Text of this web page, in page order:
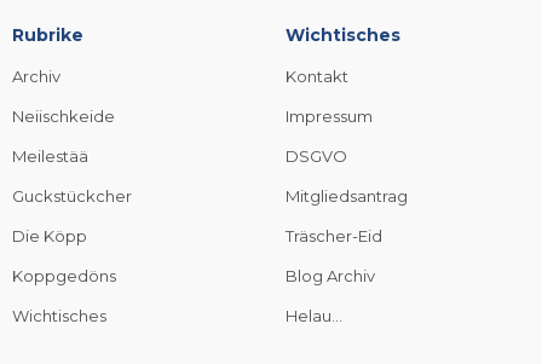
Rubrike
Archiv
Neiischkeide
Meilestää
Guckstückcher
Die Köpp
Koppgedöns
Wichtisches
Wichtisches
Kontakt
Impressum
DSGVO
Mitgliedsantrag
Träscher-Eid
Blog Archiv
Helau...